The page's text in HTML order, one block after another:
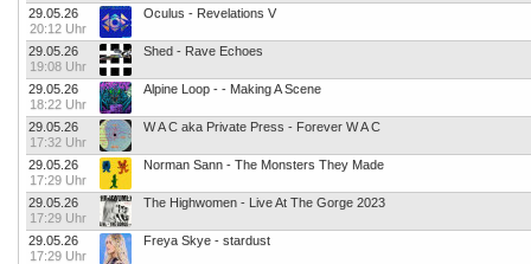
29.05.26
20:12 Uhr
Oculus - Revelations V
29.05.26
19:08 Uhr
Shed - Rave Echoes
29.05.26
18:22 Uhr
Alpine Loop - - Making A Scene
29.05.26
17:32 Uhr
W A C aka Private Press - Forever W A C
29.05.26
17:29 Uhr
Norman Sann - The Monsters They Made
29.05.26
17:29 Uhr
The Highwomen - Live At The Gorge 2023
29.05.26
17:29 Uhr
Freya Skye - stardust